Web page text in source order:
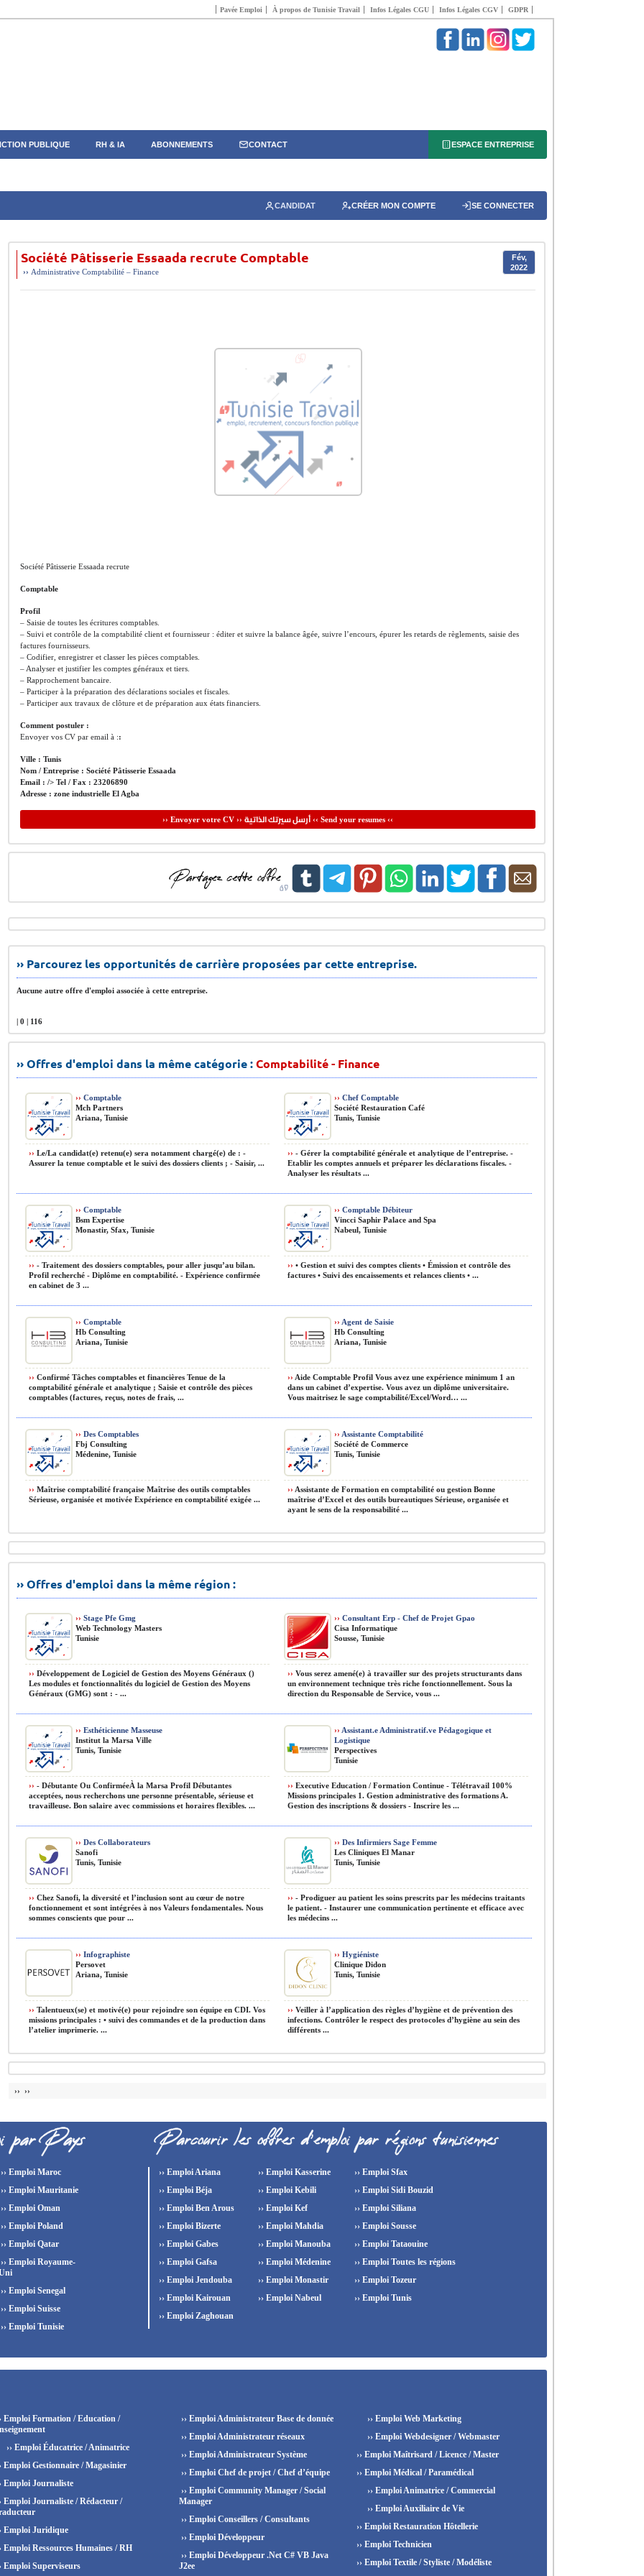
Pavée Emploi À propos de Tunisie Travail Infos Légales CGU Infos Légales CGV GDPR
PUBLIQUE RH & IA ABONNEMENTS CONTACT ESPACE ENTREPRISE
CANDIDAT CRÉER MON COMPTE SE CONNECTER
Société Pâtisserie Essaada recrute Comptable
Fév,
2022
›› Administrative Comptabilité – Finance
Société Pâtisserie Essaada recrute
Comptable
Profil
– Saisie de toutes les écritures comptables.
– Suivi et contrôle de la comptabilité client et fournisseur : éditer et suivre la balance âgée, suivre l’encours, épurer les retards de règlements, saisie des
factures fournisseurs.
– Codifier, enregistrer et classer les pièces comptables.
– Analyser et justifier les comptes généraux et tiers.
– Rapprochement bancaire.
– Participer à la préparation des déclarations sociales et fiscales.
– Participer aux travaux de clôture et de préparation aux états financiers.
Comment postuler :
Envoyer vos CV par email à ::
Ville : Tunis
Nom / Entreprise : Société Pâtisserie Essaada
Email : /> Tel / Fax : 23206890
Adresse : zone industrielle El Agba
›› Envoyer votre CV ›› أرسل سيرتك الذاتية‹‹ Send your resumes ‹‹
›› Parcourez les opportunités de carrière proposées par cette entreprise.
Aucune autre offre d'emploi associée à cette entreprise.
| 0 | 116
›› Offres d'emploi dans la même catégorie :Comptabilité - Finance
›› Comptable
Mch Partners
Ariana, Tunisie
›› Le/La candidat(e) retenu(e) sera notamment chargé(e) de : -
Assurer la tenue comptable et le suivi des dossiers clients ; - Saisir, ...
›› Chef Comptable
Société Restauration Café
Tunis, Tunisie
›› - Gérer la comptabilité générale et analytique de l’entreprise. -
Etablir les comptes annuels et préparer les déclarations fiscales. -
Analyser les résultats ...
›› Comptable
Bsm Expertise
Monastir, Sfax, Tunisie
›› - Traitement des dossiers comptables, pour aller jusqu’au bilan.
Profil recherché - Diplôme en comptabilité. - Expérience confirmée
en cabinet de 3 ...
›› Comptable Débiteur
Vincci Saphir Palace and Spa
Nabeul, Tunisie
›› • Gestion et suivi des comptes clients • Émission et contrôle des
factures • Suivi des encaissements et relances clients • ...
›› Comptable
Hb Consulting
Ariana, Tunisie
›› Confirmé Tâches comptables et financières Tenue de la
comptabilité générale et analytique ; Saisie et contrôle des pièces
comptables (factures, reçus, notes de frais, ...
›› Agent de Saisie
Hb Consulting
Ariana, Tunisie
›› Aide Comptable Profil Vous avez une expérience minimum 1 an
dans un cabinet d’expertise. Vous avez un diplôme universitaire.
Vous maitrisez le sage comptabilité/Excel/Word… ...
›› Des Comptables
Fbj Consulting
Médenine, Tunisie
›› Maîtrise comptabilité française Maîtrise des outils comptables
Sérieuse, organisée et motivée Expérience en comptabilité exigée ...
›› Assistante Comptabilité
Société de Commerce
Tunis, Tunisie
›› Assistante de Formation en comptabilité ou gestion Bonne
maîtrise d’Excel et des outils bureautiques Sérieuse, organisée et
ayant le sens de la responsabilité ...
›› Offres d'emploi dans la même région :
›› Stage Pfe Gmg
Web Technology Masters
Tunisie
›› Développement de Logiciel de Gestion des Moyens Généraux ()
Les modules et fonctionnalités du logiciel de Gestion des Moyens
Généraux (GMG) sont : - ...
›› Consultant Erp - Chef de Projet Gpao
Cisa Informatique
Sousse, Tunisie
›› Vous serez amené(e) à travailler sur des projets structurants dans
un environnement technique très riche fonctionnellement. Sous la
direction du Responsable de Service, vous ...
›› Esthéticienne Masseuse
Institut la Marsa Ville
Tunis, Tunisie
›› - Débutante Ou ConfirméeÀ la Marsa Profil Débutantes
acceptées, nous recherchons une personne présentable, sérieuse et
travailleuse. Bon salaire avec commissions et horaires flexibles. ...
›› Assistant.e Administratif.ve Pédagogique et
Logistique
Perspectives
Tunisie
›› Executive Education / Formation Continue - Télétravail 100%
Missions principales 1. Gestion administrative des formations A.
Gestion des inscriptions & dossiers - Inscrire les ...
›› Des Collaborateurs
Sanofi
Tunis, Tunisie
›› Chez Sanofi, la diversité et l’inclusion sont au cœur de notre
fonctionnement et sont intégrées à nos Valeurs fondamentales. Nous
sommes conscients que pour ...
›› Des Infirmiers Sage Femme
Les Cliniques El Manar
Tunis, Tunisie
›› - Prodiguer au patient les soins prescrits par les médecins traitants
le patient. - Instaurer une communication pertinente et efficace avec
les médecins ...
›› Infographiste
Persovet
Ariana, Tunisie
›› Talentueux(se) et motivé(e) pour rejoindre son équipe en CDI. Vos
missions principales : • suivi des commandes et de la production dans
l’atelier imprimerie. ...
›› Hygiéniste
Clinique Didon
Tunis, Tunisie
›› Veiller à l’application des règles d’hygiène et de prévention des
infections. Contrôler le respect des protocoles d’hygiène au sein des
différents ...
›› ››
›› Emploi Maroc
›› Emploi Mauritanie
›› Emploi Oman
›› Emploi Poland
›› Emploi Qatar
›› Emploi Royaume-
›› Emploi Senegal
›› Emploi Suisse
›› Emploi Tunisie
›› Emploi Ariana
›› Emploi Béja
›› Emploi Ben Arous
›› Emploi Bizerte
›› Emploi Gabes
›› Emploi Gafsa
›› Emploi Jendouba
›› Emploi Kairouan
›› Emploi Kasserine
›› Emploi Kebili
›› Emploi Kef
›› Emploi Mahdia
›› Emploi Manouba
›› Emploi Médenine
›› Emploi Monastir
›› Emploi Nabeul
›› Emploi Sfax
›› Emploi Sidi Bouzid
›› Emploi Siliana
›› Emploi Sousse
›› Emploi Tataouine
›› Emploi Toutes les régions
›› Emploi Tozeur
›› Emploi Tunis
›› Emploi Zaghouan
Emploi Formation / Education /
›› Emploi Éducatrice / Animatrice
Emploi Gestionnaire / Magasinier
Emploi Journaliste
Emploi Journaliste / Rédacteur /
Emploi Juridique
Emploi Ressources Humaines / RH
Emploi Superviseurs
›› Emploi Administrateur Base de donnée
›› Emploi Administrateur réseaux
›› Emploi Administrateur Système
›› Emploi Chef de projet / Chef d’équipe
›› Emploi Community Manager / Social
Manager
›› Emploi Conseillers / Consultants
›› Emploi Développeur
›› Emploi Développeur .Net C# VB Java
J2ee
›› Emploi Web Marketing
›› Emploi Webdesigner / Webmaster
›› Emploi Maîtrisard / Licence / Master
›› Emploi Médical / Paramédical
›› Emploi Animatrice / Commercial
›› Emploi Auxiliaire de Vie
›› Emploi Restauration Hôtellerie
›› Emploi Technicien
›› Emploi Textile / Styliste / Modéliste